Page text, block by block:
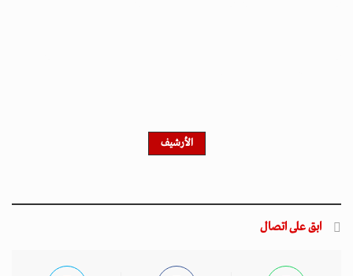
الأرشيف
ابق على اتصال